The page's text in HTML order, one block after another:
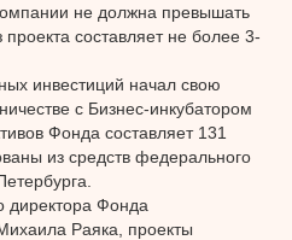
не должна превышать
составляет не более 3-
инвестиций начал свою
с Бизнес-инкубатором
Фонда составляет 131
из средств федерального
директора Фонда
Раяка, проекты